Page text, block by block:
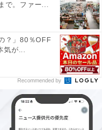
ばいけない」とい
で。ファー...
？」80％OFF
気が...
Recommended by